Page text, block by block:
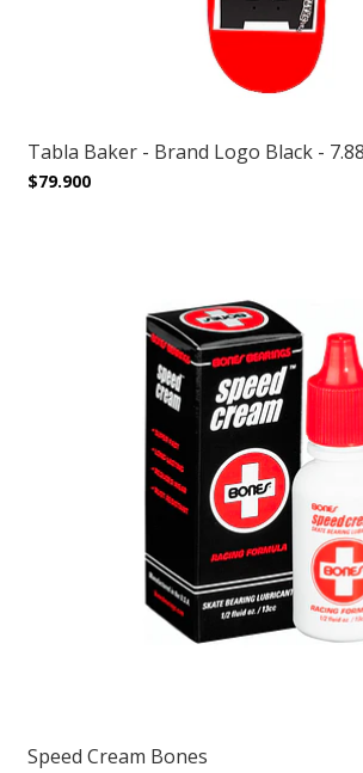
Tabla Baker - Brand Logo Black -
$79.900
Speed Cream Bones